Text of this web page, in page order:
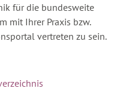
für die bundesweite
mit Ihrer Praxis bzw.
vertreten zu sein.